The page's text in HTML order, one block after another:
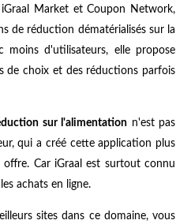
Market et Coupon Network,
de réduction dématérialisés sur la
moins d'utilisateurs, elle propose
de choix et des réductions parfois
sur l'alimentation n'est pas
qui a créé cette application plus
Car iGraal est surtout connu
achats en ligne.
sites dans ce domaine, vous